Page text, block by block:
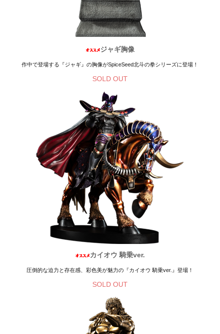
ジャギ胸像
作中で登場する『ジャギ』の胸像がSpiceSeed北斗の拳シリーズに登場！
SOLD OUT
カイオウ 騎乗ver.
圧倒的な迫力と存在感、彩色美が魅力の『カイオウ 騎乗ver.』登場！
SOLD OUT